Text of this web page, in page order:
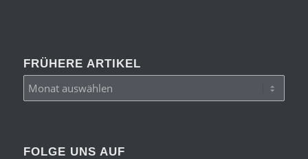
FRÜHERE ARTIKEL
FOLGE UNS AUF